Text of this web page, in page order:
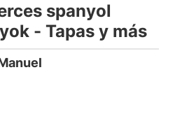
spanyol
- Tapas y más